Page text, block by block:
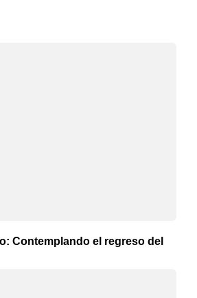
Contemplando el regreso del